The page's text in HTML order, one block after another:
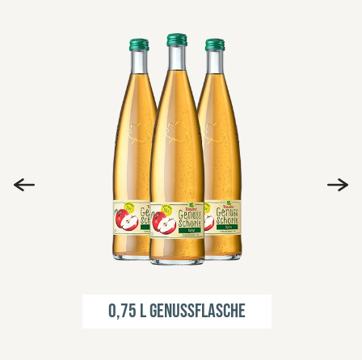
0,75 l Genussflasche